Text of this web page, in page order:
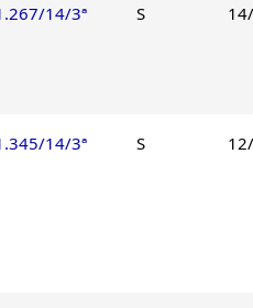
14/3ª S
14/3ª S